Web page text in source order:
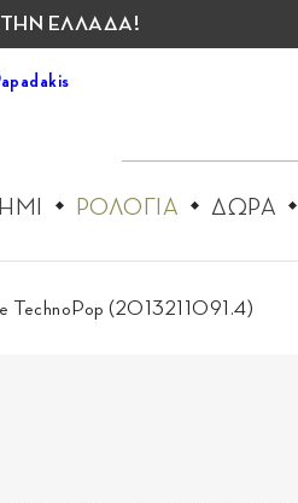
ΕΛΛΑΔΑ!
ΡΟΛΟΓΙΑ ΔΩΡΑ
TechnoPop (2013211091.4)